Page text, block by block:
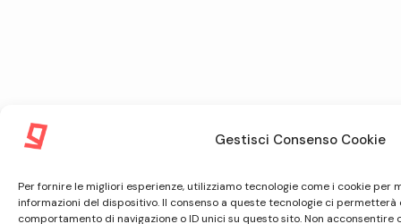
Gestisci Consenso Cookie
Per fornire le migliori esperienze, utilizziamo tecnologie come i cookie per
informazioni del dispositivo. Il consenso a queste tecnologie ci
comportamento di navigazione o ID unici su questo sito. Non